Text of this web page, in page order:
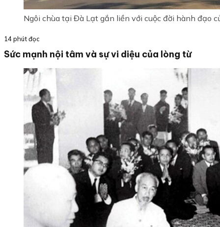
Ngôi chùa tại Đà Lạt gắn liền với cuộc đời hành đạo
14 phút đọc
Sức mạnh nội tâm và sự vi diệu của lòng từ